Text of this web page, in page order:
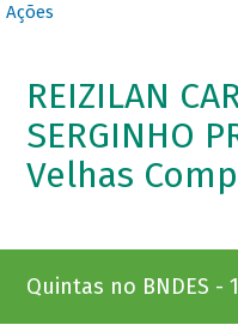
Ações
REIZILAN
SERGINHO
Velhas
Quintas no BNDES -